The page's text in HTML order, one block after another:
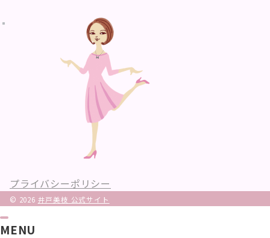
プライバシーポリシー
© 2026 井戸美枝 公式サイト
MENU